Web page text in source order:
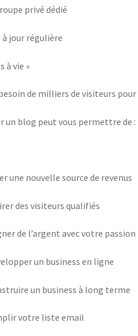
privé dédié
à jour régulière
à vie »
de milliers de visiteurs
un blog peut vous permettre de :
une nouvelle source de revenus
des visiteurs qualifiés
de l’argent avec votre passion
un business en ligne
un business à long terme
votre liste email